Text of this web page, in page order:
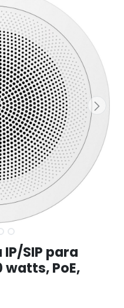
SIP para
watts, PoE,